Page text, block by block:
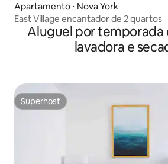
Apartamento ⋅ Nova York
East Village encantador de 2 quartos
Aluguel por temporada
lavadora e
Superhost
Superhost